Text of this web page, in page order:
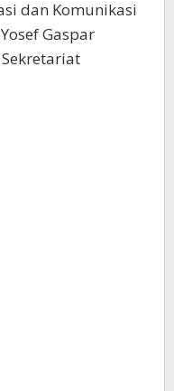
dan Komunikasi
Gaspar
Sekretariat